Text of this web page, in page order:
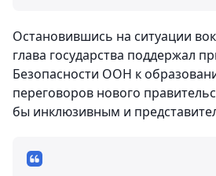
Остановившись на ситуации
глава государства поддержал
Безопасности ООН к
переговоров нового
бы инклюзивным и